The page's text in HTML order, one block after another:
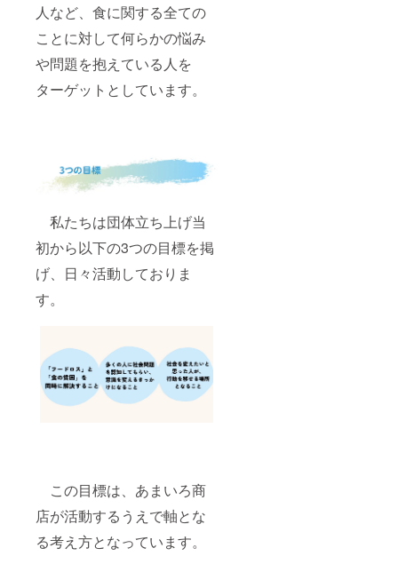
人など、食に関する全ての
ことに対して何らかの悩み
や問題を抱えている人を
ターゲットとしています。
私たちは団体立ち上げ当
初から以下の3つの目標を掲
げ、日々活動しておりま
す。
この目標は、あまいろ商
店が活動するうえで軸とな
る考え方となっています。